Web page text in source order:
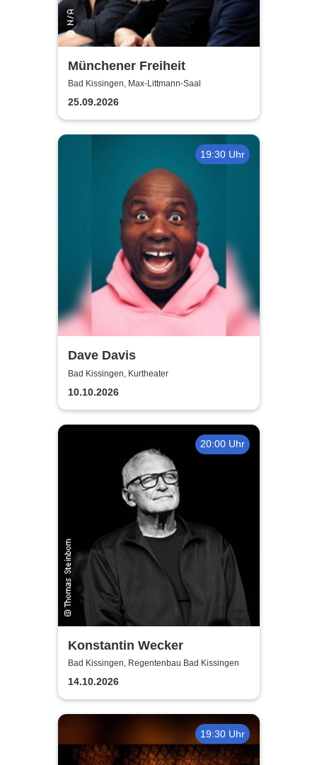
Münchener Freiheit
Bad Kissingen, Max-Littmann-Saal
25.09.2026
19:30 Uhr
Dave Davis
Bad Kissingen, Kurtheater
10.10.2026
20:00 Uhr
Konstantin Wecker
Bad Kissingen, Regentenbau Bad Kissingen
14.10.2026
19:30 Uhr